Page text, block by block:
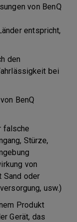
von BenQ
entspricht,
den
bei
BenQ
falsche
Stürze,
von
Sand oder
usw.)
Produkt
Gerät, das